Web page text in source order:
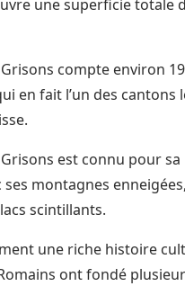
une superficie totale
compte environ
en fait l’un des cantons
est connu pour
montagnes
scintillants.
une riche histoire
ont fondé